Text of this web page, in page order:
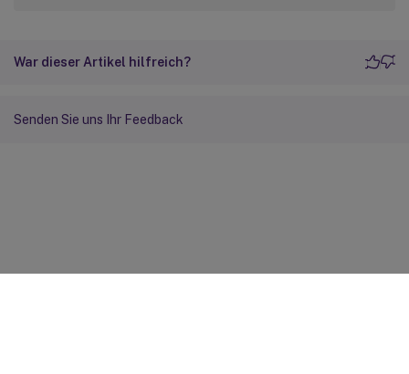
War dieser Artikel hilfreich?
Senden Sie uns Ihr Feedback